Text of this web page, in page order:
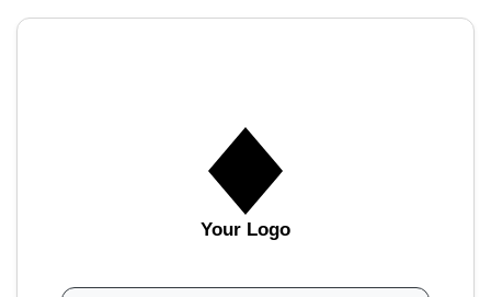
Your Logo